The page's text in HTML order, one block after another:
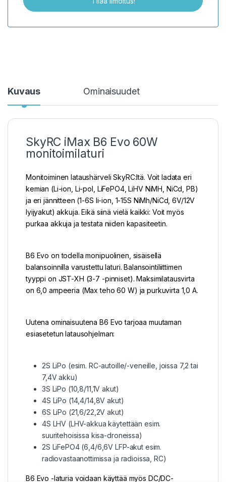
Kuvaus Ominaisuudet
SkyRC iMax B6 Evo 60W
monitoimilaturi
Monitoiminen lataushärveli SkyRC:ltä. Voit ladata eri
kemian (Li-ion, Li-pol, LiFePO4, LiHV NiMH, NiCd, PB)
ja eri jännitteen (1-6S li-ion, 1-15S NiMh/NiCd, 6V/12V
lyijyakut) akkuja. Eikä siinä vielä kaikki: Voit myös
purkaa akkuja ja testata niiden kapasiteetin.
B6 Evo on todella monipuolinen, sisäisellä
balansoinnilla varustettu laturi. Balansointiliittimen
tyyppi on JST-XH (3-7 -pinniset). Maksimilatausvirta
on 6,0 ampeeria (Max teho 60 W) ja purkuvirta 1,0 A.
Uutena ominaisuutena B6 Evo tarjoaa muutaman
esiasetetun latausohjelman:
2S LiPo (esim. RC-autoille/-veneille, joissa 7,2 tai
7,4V akku)
3S LiPo (10,8/11,1V akut)
4S LiPo (14,4/14,8V akut)
6S LiPo (21,6/22,2V akut)
4S LHV (LHV-akkua käytettään esim.
suuritehoisissa kisa-droneissa)
2S LiFePO4 (6,4/6,6V LFP-akut esim.
radiovastaanottimissa ja radioissa, RC)
B6 Evo -laturia voidaan käyttää myös DC/DC-